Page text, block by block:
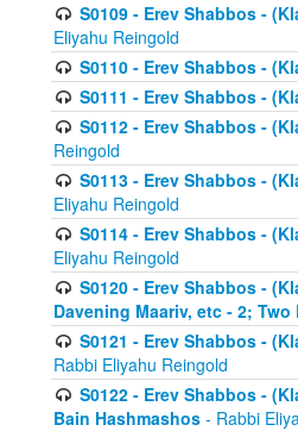
S0109 - Erev Shabbos -
Eliyahu Reingold
S0110 - Erev Shabbos -
S0111 - Erev Shabbos -
S0112 - Erev Shabbos -
Reingold
S0113 - Erev Shabbos -
Eliyahu Reingold
S0114 - Erev Shabbos -
Eliyahu Reingold
S0120 - Erev Shabbos -
Davening Maariv, etc - 2;
S0121 - Erev Shabbos -
Rabbi Eliyahu Reingold
S0122 - Erev Shabbos -
Bain Hashmashos - Rabbi